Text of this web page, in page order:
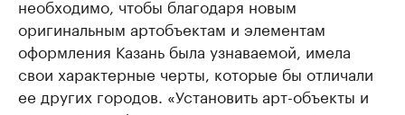
необходимо, чтобы благодаря новым
оригинальным артобъектам и элементам
оформления Казань была узнаваемой, имела
свои характерные черты, которые бы отличали
ее других городов. «Установить арт-объекты и